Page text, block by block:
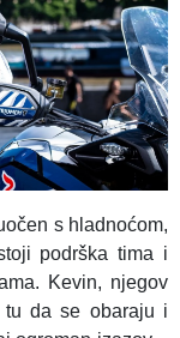
s hladnoćom,
podrška tima i
Kevin, njegov
tu da se obaraju i